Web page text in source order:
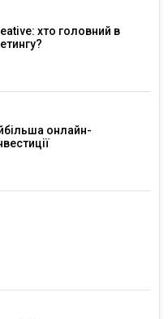
хто головний в
онлайн-